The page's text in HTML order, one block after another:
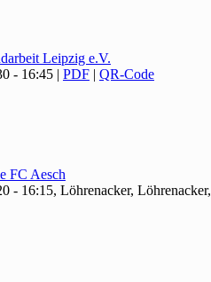
Leipzig e.V.
- 16:45| PDF| QR-Code
FC Aesch
- 16:15, Löhrenacker,